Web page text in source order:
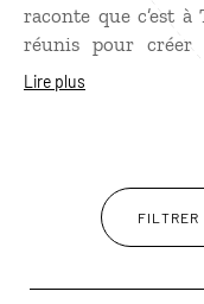
raconte que c’est
réunis pour
témoignent les
Toltèques, au XI
ensuite réinvesti
un grand centre
Lire plus
FILTRER